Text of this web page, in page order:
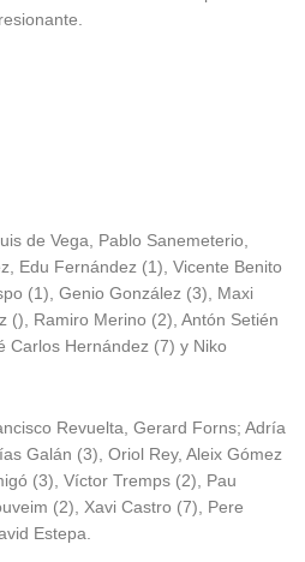
de Vega, Pablo Sanemeterio,
Edu Fernández (1), Vicente Benito
(1), Genio González (3), Maxi
(), Ramiro Merino (2), Antón Setién
Carlos Hernández (7) y Niko
Revuelta, Gerard Forns; Adría
Galán (3), Oriol Rey, Aleix Gómez
(3), Víctor Tremps (2), Pau
(2), Xavi Castro (7), Pere
Estepa.